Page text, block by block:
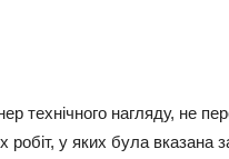
технічного нагляду, не
робіт, у яких була вказана